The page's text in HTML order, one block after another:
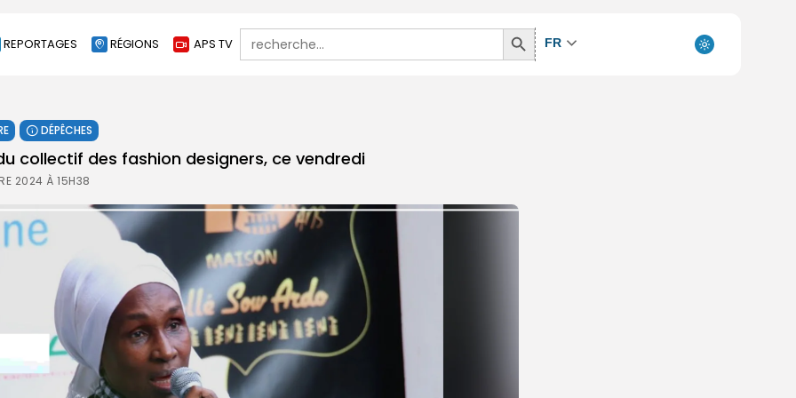
REPORTAGES RÉGIONS APS TV
Search
for:
Search
Button
FR
DÉPÊCHES
collectif des fashion designers, ce vendredi
2024 À 15H38